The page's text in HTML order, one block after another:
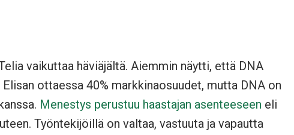
vaikuttaa häviäjältä. Aiemmin näytti, että DNA
ottaessa 40% markkinaosuudet, mutta DNA on
Menestys perustuu haastajan asenteeseen eli
Työntekijöillä on valtaa, vastuuta ja vapautta